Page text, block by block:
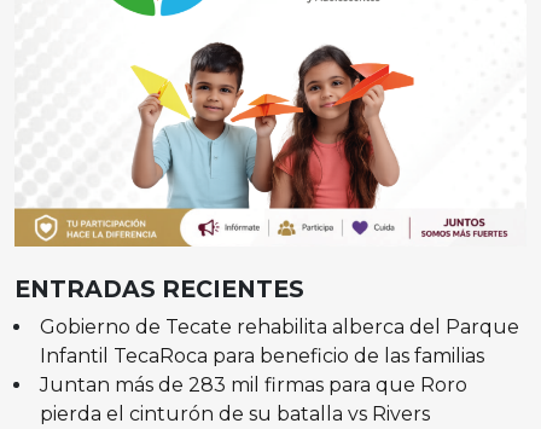
ENTRADAS RECIENTES
Gobierno de Tecate rehabilita alberca del Parque
Infantil TecaRoca para beneficio de las familias
Juntan más de 283 mil firmas para que Roro
pierda el cinturón de su batalla vs Rivers